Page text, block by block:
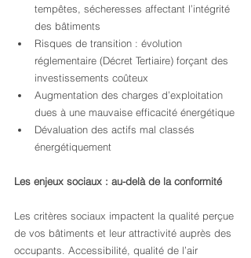
tempêtes, sécheresses affectant l’intégrité
des bâtiments
Risques de transition : évolution
réglementaire (Décret Tertiaire) forçant des
investissements coûteux
Augmentation des charges d’exploitation
dues à une mauvaise efficacité énergétique
Dévaluation des actifs mal classés
énergétiquement
Les enjeux sociaux : au-delà de la conformité
Les critères sociaux impactent la qualité perçue
de vos bâtiments et leur attractivité auprès des
occupants. Accessibilité, qualité de l’air